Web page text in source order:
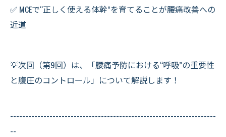
✅ MCEで“正しく使える体幹”を育てることが腰痛改善への
近道
💡次回（第9回）は、「腰痛予防における“呼吸”の重要性
と腹圧のコントロール」について解説します！
--------------------------------------------------------------------
--